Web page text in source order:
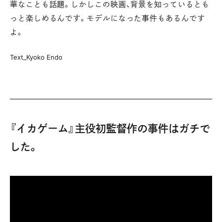
華なことも話題。 しかしこの映画、背景を知っているとも
っと楽しめるんです。 モデルになった事件もあるんです
よ。
Text_Kyoko Endo
『イカゲーム』主役初監督作の事件はガチで
した。